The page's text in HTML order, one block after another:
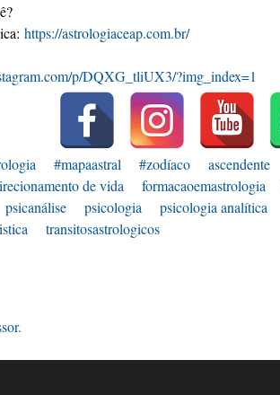
https://astrologiaceap.com.br/
p/DQXG_tliUX3/?img_index=1
#mapaastral #zodíaco ascendente
de vida formacaoemastrologia
psicanálise psicologia psicologia analítica
transitosastrologicos